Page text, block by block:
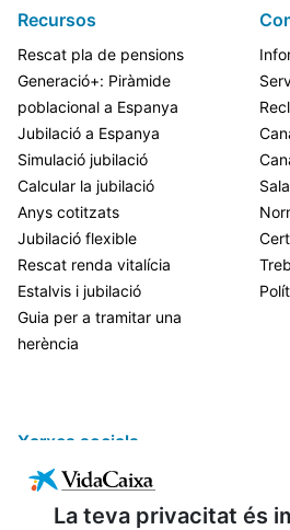
La teva privacitat és
Recursos
Rescat pla de pensions
Generació+: Piràmide
poblacional a Espanya
Jubilació a Espanya
Simulació jubilació
Calcular la jubilació
Anys cotitzats
Jubilació flexible
Rescat renda vitalícia
Estalvis i jubilació
Guia per a tramitar una
herència
Xarxes socials